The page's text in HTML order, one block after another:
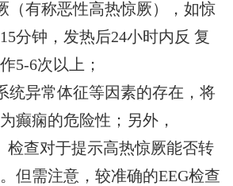
（有称恶性高热惊厥），如惊
分钟，发热后24小时内反 复
5-6次以上；
统异常体征等因素的存在，将
癫痫的危险性；另外，
检查对于提示高热惊厥能否转
但需注意，较准确的EEG检查